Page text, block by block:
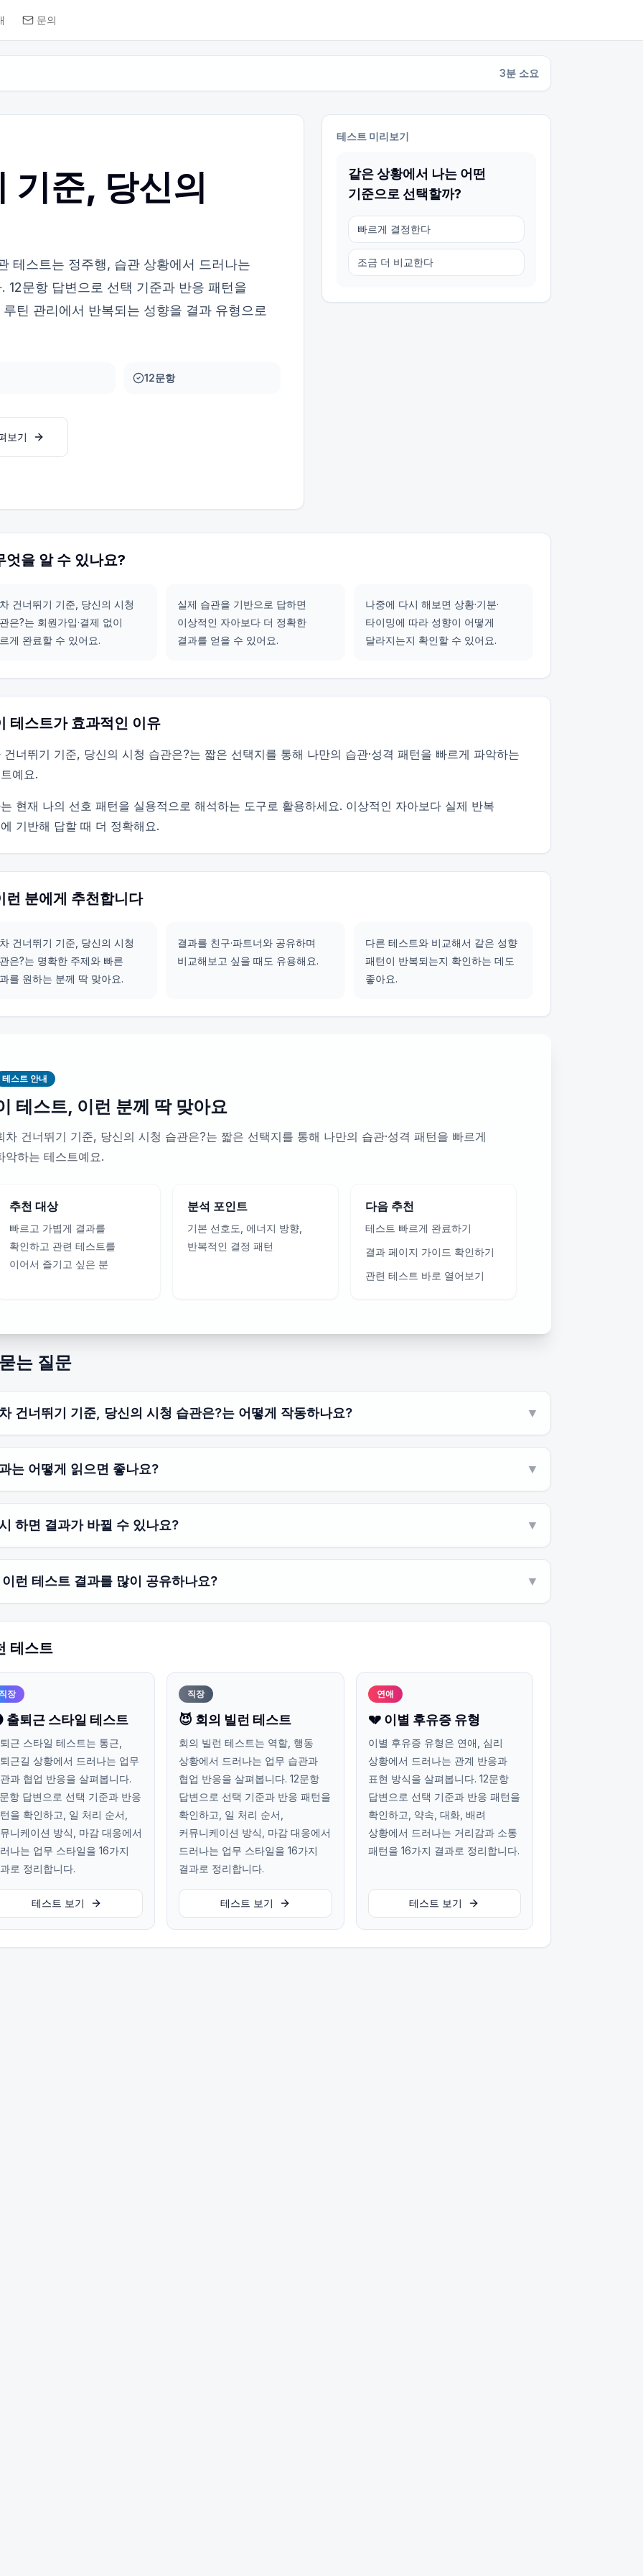
문의
3분 소요
기준, 당신의
테스트는 정주행, 습관 상황에서 드러나는
12문항 답변으로 선택 기준과 반응 패턴을
틴 관리에서 반복되는 성향을 결과 유형으로
12문항
보기
테스트 미리보기
같은 상황에서 나는 어떤
기준으로 선택할까?
빠르게 결정한다
조금 더 비교한다
엇을 알 수 있나요?
건너뛰기 기준, 당신의 시청
은?는 회원가입·결제 없이
게 완료할 수 있어요.
실제 습관을 기반으로 답하면
이상적인 자아보다 더 정확한
결과를 얻을 수 있어요.
나중에 다시 해보면 상황·기분·
타이밍에 따라 성향이 어떻게
달라지는지 확인할 수 있어요.
테스트가 효과적인 이유
건너뛰기 기준, 당신의 시청 습관은?는 짧은 선택지를 통해 나만의 습관·성격 패턴을 빠르게 파악하는
예요.
현재 나의 선호 패턴을 실용적으로 해석하는 도구로 활용하세요. 이상적인 자아보다 실제 반복
기반해 답할 때 더 정확해요.
런 분에게 추천합니다
건너뛰기 기준, 당신의 시청
은?는 명확한 주제와 빠른
를 원하는 분께 딱 맞아요.
결과를 친구·파트너와 공유하며
비교해보고 싶을 때도 유용해요.
다른 테스트와 비교해서 같은 성향
패턴이 반복되는지 확인하는 데도
좋아요.
테스트 안내
테스트, 이런 분께 딱 맞아요
차 건너뛰기 기준, 당신의 시청 습관은?는 짧은 선택지를 통해 나만의 습관·성격 패턴을 빠르게
악하는 테스트예요.
추천 대상
빠르고 가볍게 결과를
확인하고 관련 테스트를
이어서 즐기고 싶은 분
분석 포인트
기본 선호도, 에너지 방향,
반복적인 결정 패턴
다음 추천
테스트 빠르게 완료하기
결과 페이지 가이드 확인하기
관련 테스트 바로 열어보기
는 질문
건너뛰기 기준, 당신의 시청 습관은?는 어떻게 작동하나요? ▼
는 어떻게 읽으면 좋나요? ▼
하면 결과가 바뀔 수 있나요? ▼
런 테스트 결과를 많이 공유하나요? ▼
테스트
장
출퇴근 스타일 테스트
근 스타일 테스트는 통근,
근길 상황에서 드러나는 업무
과 협업 반응을 살펴봅니다.
항 답변으로 선택 기준과 반응
을 확인하고, 일 처리 순서,
니케이션 방식, 마감 대응에서
나는 업무 스타일을 16가지
로 정리합니다.
테스트 보기
직장
😈 회의 빌런 테스트
회의 빌런 테스트는 역할, 행동
상황에서 드러나는 업무 습관과
협업 반응을 살펴봅니다. 12문항
답변으로 선택 기준과 반응 패턴을
확인하고, 일 처리 순서,
커뮤니케이션 방식, 마감 대응에서
드러나는 업무 스타일을 16가지
결과로 정리합니다.
테스트 보기
연애
💔 이별 후유증 유형
이별 후유증 유형은 연애, 심리
상황에서 드러나는 관계 반응과
표현 방식을 살펴봅니다. 12문항
답변으로 선택 기준과 반응 패턴을
확인하고, 약속, 대화, 배려
상황에서 드러나는 거리감과 소통
패턴을 16가지 결과로 정리합니다.
테스트 보기